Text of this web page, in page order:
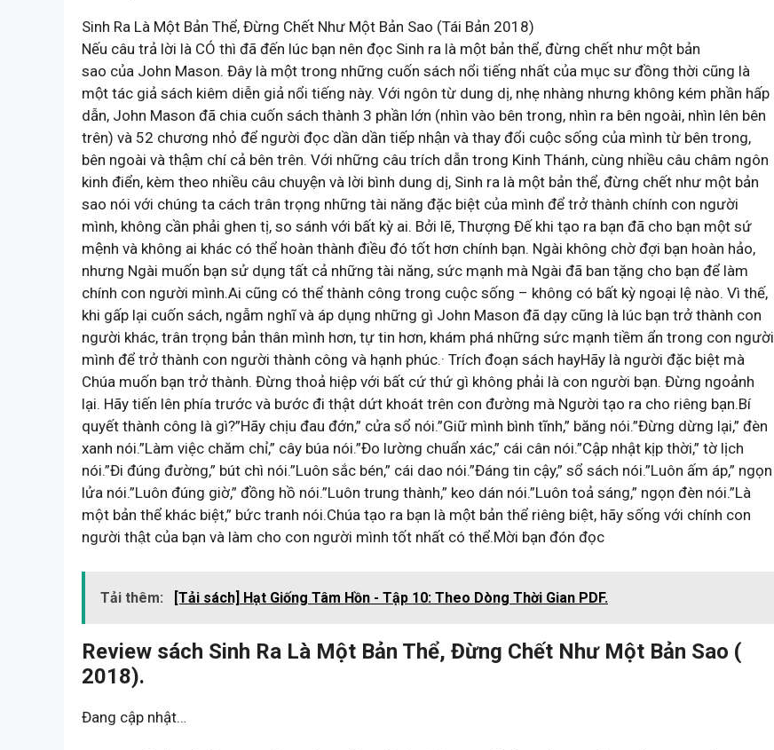
Sinh Ra Là Một Bản Thể, Đừng Chết Như Một Bản Sao (Tái Bản 2018)
Nếu câu trả lời là CÓ thì đã đến lúc bạn nên đọc Sinh ra là một bản thể, đừng chết như một bản
sao của John Mason. Đây là một trong những cuốn sách nổi tiếng nhất của mục sư đồng thời cũng là
một tác giả sách kiêm diễn giả nổi tiếng này. Với ngôn từ dung dị, nhẹ nhàng nhưng không kém phần hấp
dẫn, John Mason đã chia cuốn sách thành 3 phần lớn (nhìn vào bên trong, nhìn ra bên ngoài, nhìn lên bên
trên) và 52 chương nhỏ để người đọc dần dần tiếp nhận và thay đổi cuộc sống của mình từ bên trong,
bên ngoài và thậm chí cả bên trên. Với những câu trích dẫn trong Kinh Thánh, cùng nhiều câu châm ngôn
kinh điển, kèm theo nhiều câu chuyện và lời bình dung dị, Sinh ra là một bản thể, đừng chết như một bản
sao nói với chúng ta cách trân trọng những tài năng đặc biệt của mình để trở thành chính con người
mình, không cần phải ghen tị, so sánh với bất kỳ ai. Bởi lẽ, Thượng Đế khi tạo ra bạn đã cho bạn một sứ
mệnh và không ai khác có thể hoàn thành điều đó tốt hơn chính bạn. Ngài không chờ đợi bạn hoàn hảo,
nhưng Ngài muốn bạn sử dụng tất cả những tài năng, sức mạnh mà Ngài đã ban tặng cho bạn để làm
chính con người mình.Ai cũng có thể thành công trong cuộc sống – không có bất kỳ ngoại lệ nào. Vì thế,
khi gấp lại cuốn sách, ngẫm nghĩ và áp dụng những gì John Mason đã dạy cũng là lúc bạn trở thành con
người khác, trân trọng bản thân mình hơn, tự tin hơn, khám phá những sức mạnh tiềm ẩn trong con người
mình để trở thành con người thành công và hạnh phúc.· Trích đoạn sách hayHãy là người đặc biệt mà
Chúa muốn bạn trở thành. Đừng thoả hiệp với bất cứ thứ gì không phải là con người bạn. Đừng ngoảnh
lại. Hãy tiến lên phía trước và bước đi thật dứt khoát trên con đường mà Người tạo ra cho riêng bạn.Bí
quyết thành công là gì?”Hãy chịu đau đớn,” cửa sổ nói.”Giữ mình bình tĩnh,” băng nói.”Đừng dừng lại,” đèn
xanh nói.”Làm việc chăm chỉ,” cây búa nói.”Đo lường chuẩn xác,” cái cân nói.”Cập nhật kịp thời,” tờ lịch
nói.”Đi đúng đường,” bút chì nói.”Luôn sắc bén,” cái dao nói.”Đáng tin cậy,” sổ sách nói.”Luôn ấm áp,” ngọn
lửa nói.”Luôn đúng giờ,” đồng hồ nói.”Luôn trung thành,” keo dán nói.”Luôn toả sáng,” ngọn đèn nói.”Là
một bản thể khác biệt,” bức tranh nói.Chúa tạo ra bạn là một bản thể riêng biệt, hãy sống với chính con
người thật của bạn và làm cho con người mình tốt nhất có thể.Mời bạn đón đọc
Tải thêm: [Tải sách] Hạt Giống Tâm Hồn - Tập 10: Theo Dòng Thời Gian PDF.
Review sách Sinh Ra Là Một Bản Thể, Đừng Chết Như Một Bản Sao (
2018).
Đang cập nhật…